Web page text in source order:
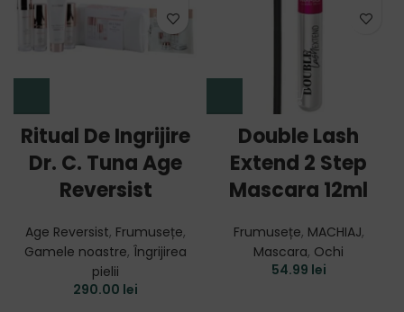
Ritual De Ingrijire
Dr. C. Tuna Age
Reversist
Age Reversist, Frumusețe,
Gamele noastre, Îngrijirea
pielii
290.00 lei
Double Lash
Extend 2 Step
Mascara 12ml
Frumusețe, MACHIAJ,
Mascara, Ochi
54.99 lei